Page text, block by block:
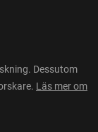
Dessutom
Läs mer om